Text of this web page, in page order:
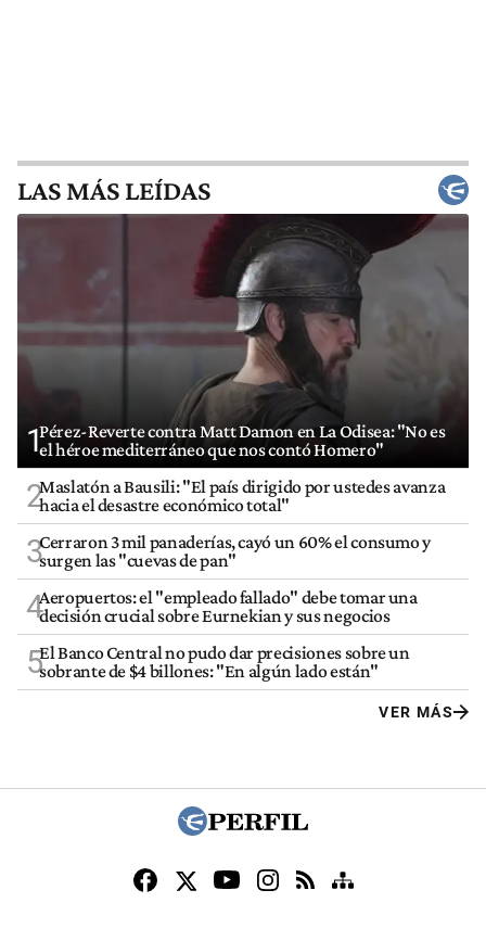
LAS MÁS LEÍDAS
1Pérez-Reverte contra Matt Damon en La Odisea: "No es
el héroe mediterráneo que nos contó Homero"
2Maslatón a Bausili: "El país dirigido por ustedes avanza
hacia el desastre económico total"
3Cerraron 3 mil panaderías, cayó un 60% el consumo y
surgen las "cuevas de pan"
4Aeropuertos: el "empleado fallado" debe tomar una
decisión crucial sobre Eurnekian y sus negocios
5El Banco Central no pudo dar precisiones sobre un
sobrante de $4 billones: "En algún lado están"
VER MÁS